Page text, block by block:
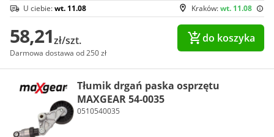
Kraków:wt. 11.08
U ciebie:wt. 11.08
58,21zł/szt.
Darmowa dostawa od 250 zł
do koszyka
Tłumik drgań paska osprzętu
MAXGEAR 54-0035
0510540035